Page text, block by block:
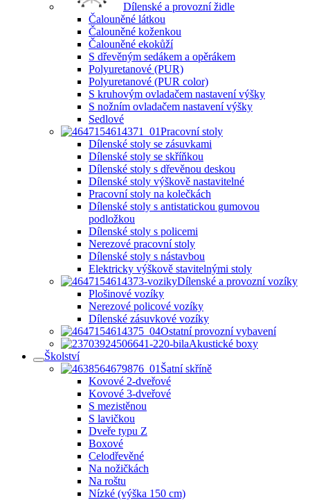
Dílenské a provozní židle
Čalouněné látkou
Čalouněné koženkou
Čalouněné ekokůží
S dřevěným sedákem a opěrákem
Polyuretanové (PUR)
Polyuretanové (PUR color)
S kruhovým ovladačem nastavení výšky
S nožním ovladačem nastavení výšky
Sedlové
Pracovní stoly
Dílenské stoly se zásuvkami
Dílenské stoly se skříňkou
Dílenské stoly s dřevěnou deskou
Dílenské stoly výškově nastavitelné
Pracovní stoly na kolečkách
Dílenské stoly s antistatickou gumovou
podložkou
Dílenské stoly s policemi
Nerezové pracovní stoly
Dílenské stoly s nástavbou
Elektricky výškově stavitelnými stoly
Dílenské a provozní vozíky
Plošinové vozíky
Nerezové policové vozíky
Dílenské zásuvkové vozíky
Ostatní provozní vybavení
Akustické boxy
Školství
Šatní skříně
Kovové 2-dveřové
Kovové 3-dveřové
S mezistěnou
S lavičkou
Dveře typu Z
Boxové
Celodřevěné
Na nožičkách
Na roštu
Nízké (výška 150 cm)